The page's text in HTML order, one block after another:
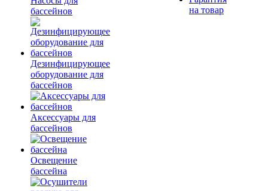
бассейнов
Дезинфицирующее
оборудование для
бассейнов
Аксессуары для
бассейнов
Освещение
бассейна
на товар